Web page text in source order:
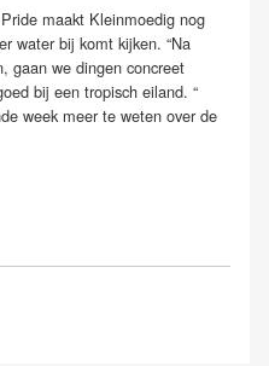
maakt Kleinmoedig nog
water bij komt kijken. “Na
gaan we dingen concreet
bij een tropisch eiland. “
week meer te weten over de